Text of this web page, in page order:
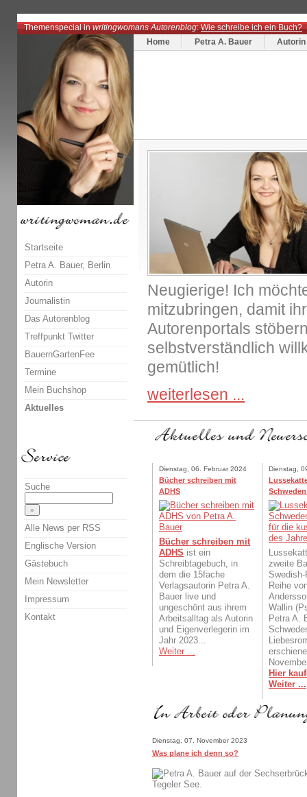
Themenspecial inwritingwomans Autorenblog:Wie schreibe ich ein Buch?
Home
Petra A. Bauer Autorin
Neugierige! Ich
mitzubringen, damit
Autorenportals
selbstverständlich
gemütlich!
weiterlesen ...
Dienstag, 06. Februar 2024
Bücher schreiben mit
ADHS
Bücher schreiben mit
ADHS ist ein
Schreibtagebuch, in
dem die 15fache
Verlagsautorin Petra A.
Bauer live und
ungeschönt aus ihrem
Arbeitsalltag als Autorin
und Eigenverlegerin im
Jahr 2023...
Weiter ...
Dienstag,
zweite
Reihe
Wallin
Petra A.
Hier
Weiter ...
Dienstag, 07. November 2023
Was plane ich denn so?
Startseite
Petra A. Bauer, Berlin
Autorin
Journalistin
Das Autorenblog
Treffpunkt Twitter
BauernGartenFee
Termine
Mein Buchshop
Aktuelles
Suche
Alle News per RSS
Englische Version
Gästebuch
Mein Newsletter
Impressum
Kontakt